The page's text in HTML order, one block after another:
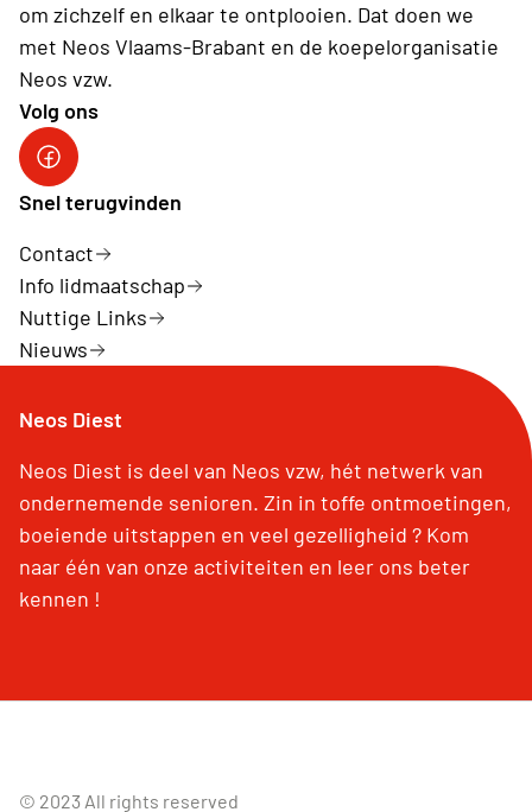
om zichzelf en elkaar te ontplooien. Dat doen we
met Neos Vlaams-Brabant en de koepelorganisatie
Neos vzw.
Volg ons
Snel terugvinden
Contact
Info lidmaatschap
Nuttige Links
Nieuws
Neos Diest
Neos Diest is deel van Neos vzw, hét netwerk van
ondernemende senioren. Zin in toffe ontmoetingen,
boeiende uitstappen en veel gezelligheid ? Kom
naar één van onze activiteiten en leer ons beter
kennen !
© 2023 All rights reserved